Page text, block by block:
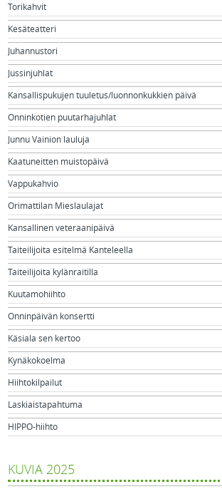
Torikahvit
Kesäteatteri
Juhannustori
Jussinjuhlat
Kansallispukujen tuuletus/luonnonkukkien päivä
Onninkotien puutarhajuhlat
Junnu Vainion lauluja
Kaatuneitten muistopäivä
Vappukahvio
Orimattilan Mieslaulajat
Kansallinen veteraanipäivä
Taiteilijoita esitelmä Kanteleella
Taiteilijoita kylänraitilla
Kuutamohiihto
Onninpäivän konsertti
Käsiala sen kertoo
Kynäkokoelma
Hiihtokilpailut
Laskiaistapahtuma
HIPPO-hiihto
KUVIA 2025